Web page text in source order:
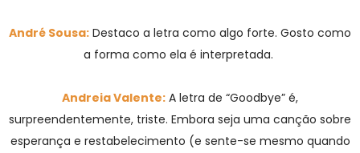
André Sousa: Destaco a letra como algo forte. Gosto como
a forma como ela é interpretada.
Andreia Valente: A letra de “Goodbye” é,
surpreendentemente, triste. Embora seja uma canção sobre
esperança e restabelecimento (e sente-se mesmo quando